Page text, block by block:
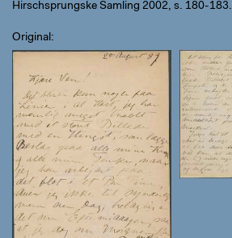
Hirschsprungske Samling 2002, s. 180-183.
Original